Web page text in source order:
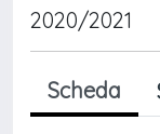
2020/2021
Scheda